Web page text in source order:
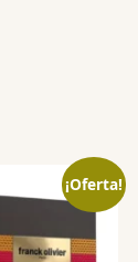
¡Oferta!